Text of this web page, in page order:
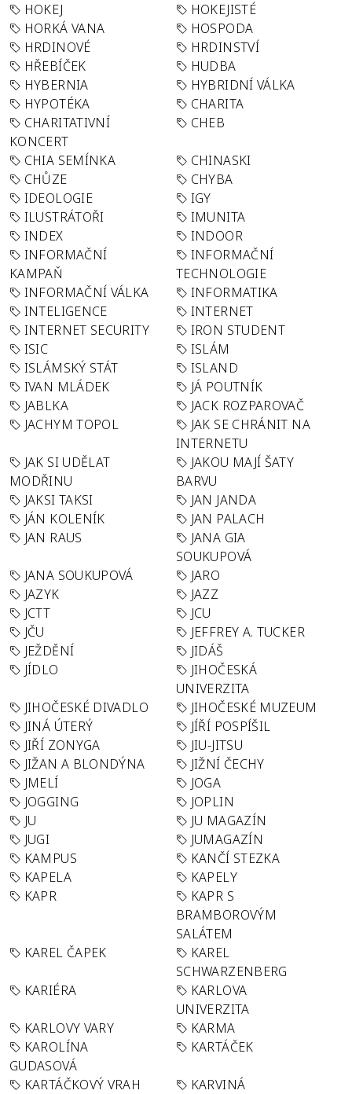
HOKEJ
HOKEJISTÉ
HORKÁ VANA
HOSPODA
HRDINOVÉ
HRDINSTVÍ
HŘEBÍČEK
HUDBA
HYBERNIA
HYBRIDNÍ VÁLKA
HYPOTÉKA
CHARITA
CHARITATIVNÍ
KONCERT
CHEB
CHIA SEMÍNKA
CHINASKI
CHŮZE
CHYBA
IDEOLOGIE
IGY
ILUSTRÁTOŘI
IMUNITA
INDEX
INDOOR
INFORMAČNÍ
KAMPAŇ
INFORMAČNÍ
TECHNOLOGIE
INFORMAČNÍ VÁLKA
INFORMATIKA
INTELIGENCE
INTERNET
INTERNET SECURITY
IRON STUDENT
ISIC
ISLÁM
ISLÁMSKÝ STÁT
ISLAND
IVAN MLÁDEK
JÁ POUTNÍK
JABLKA
JACK ROZPAROVAČ
JACHYM TOPOL
JAK SE CHRÁNIT NA
INTERNETU
JAK SI UDĚLAT
MODŘINU
JAKOU MAJÍ ŠATY
BARVU
JAKSI TAKSI
JAN JANDA
JÁN KOLENÍK
JAN PALACH
JAN RAUS
JANA GIA
SOUKUPOVÁ
JANA SOUKUPOVÁ
JARO
JAZYK
JAZZ
JCTT
JCU
JČU
JEFFREY A. TUCKER
JEŽDĚNÍ
JIDÁŠ
JÍDLO
JIHOČESKÁ
UNIVERZITA
JIHOČESKÉ DIVADLO
JIHOČESKÉ MUZEUM
JINÁ ÚTERÝ
JÍŘÍ POSPÍŠIL
JIŘÍ ZONYGA
JIU-JITSU
JIŽAN A BLONDÝNA
JIŽNÍ ČECHY
JMELÍ
JOGA
JOGGING
JOPLIN
JU
JU MAGAZÍN
JUGI
JUMAGAZÍN
KAMPUS
KANČÍ STEZKA
KAPELA
KAPELY
KAPR
KAPR S
BRAMBOROVÝM
SALÁTEM
KAREL ČAPEK
KAREL
SCHWARZENBERG
KARIÉRA
KARLOVA
UNIVERZITA
KARLOVY VARY
KARMA
KAROLÍNA
GUDASOVÁ
KARTÁČEK
KARTÁČKOVÝ VRAH
KARVINÁ